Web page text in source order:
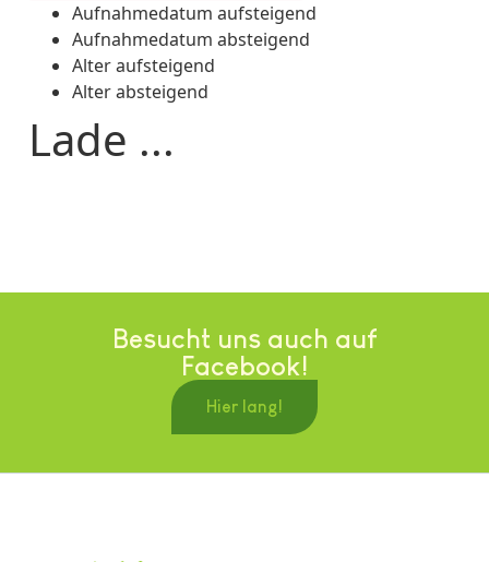
Aufnahmedatum aufsteigend
Aufnahmedatum absteigend
Alter aufsteigend
Alter absteigend
Lade ...
Besucht uns auch auf
Facebook!
Hier lang!